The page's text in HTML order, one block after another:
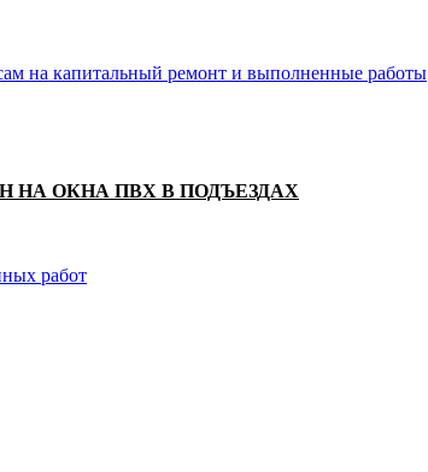
на капитальный ремонт и выполненные работы
НА ОКНА ПВХ В ПОДЪЕЗДАХ
работ